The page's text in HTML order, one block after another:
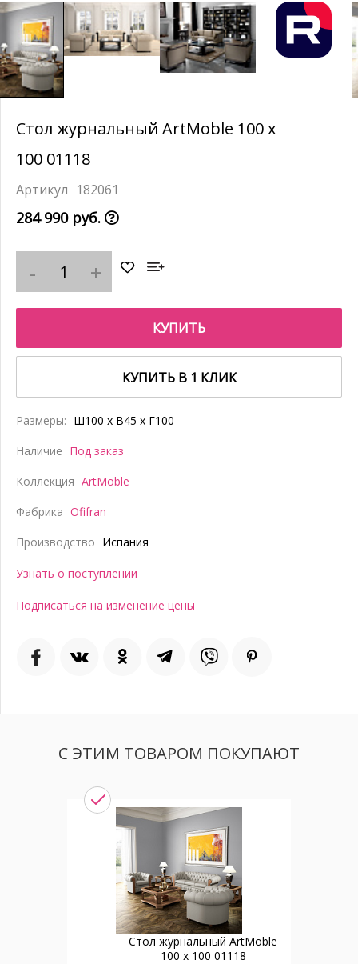
Стол журнальный ArtMoble 100 x
100 01118
182061
284 990 руб.
КУПИТЬ
КУПИТЬ В 1 КЛИК
Размеры: Ш100 x В45 x Г100
Наличие Под заказ
Коллекция ArtMoble
Фабрика Ofifran
Производство Испания
Узнать о поступлении
Подписаться на изменение цены
С ЭТИМ ТОВАРОМ ПОКУПАЮТ
Стол журнальный ArtMoble
100 x 100 01118